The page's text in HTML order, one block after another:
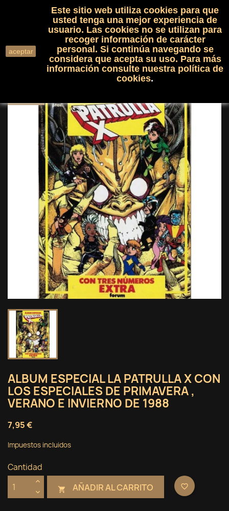
shopping_cart(0)

search
ALBUM ESPECIAL LA PATRULLA X CON
LOS ESPECIALES DE PRIMAVERA ,
VERANO E INVIERNO DE 1988
7,95 €
Impuestos incluidos
Cantidad
 AÑADIR AL CARRITO favorite_border
aceptar
Este sitio web utiliza cookies para que
usted tenga una mejor experiencia de
usuario. Las cookies no se utilizan para
recoger información de carácter
personal. Si continúa navegando se
considera que acepta su uso. Para más
información consulte nuestra política de
cookies.